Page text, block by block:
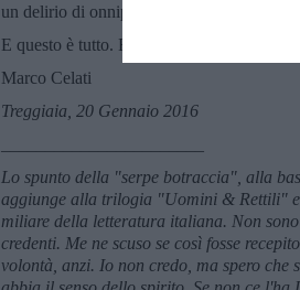
un delirio di onnipotenza. Fino ai giorni
E questo è tutto. E tutto per colpa o merito
Marco Celati
Treggiaia, 20 Gennaio 2016
Lo spunto della "serpe botraccia", alla
aggiunge alla trilogia "Uomini & Rettili"
miliare della letteratura italiana. Non
credenti. Me ne scuso se così fosse
volontà, anzi. Io non credo, ma spero che